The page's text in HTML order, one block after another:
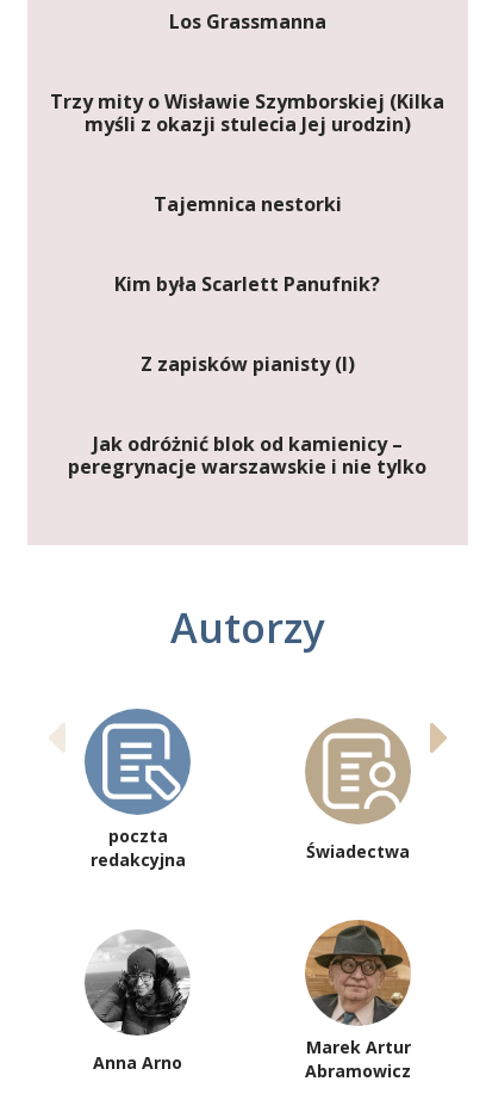
Los Grassmanna
Trzy mity o Wisławie Szymborskiej (Kilka
myśli z okazji stulecia Jej urodzin)
Tajemnica nestorki
Kim była Scarlett Panufnik?
Z zapisków pianisty (I)
Jak odróżnić blok od kamienicy –
peregrynacje warszawskie i nie tylko
Autorzy
poczta
redakcyjna
Świadectwa
Anna Arno
Marek Artur
Abramowicz